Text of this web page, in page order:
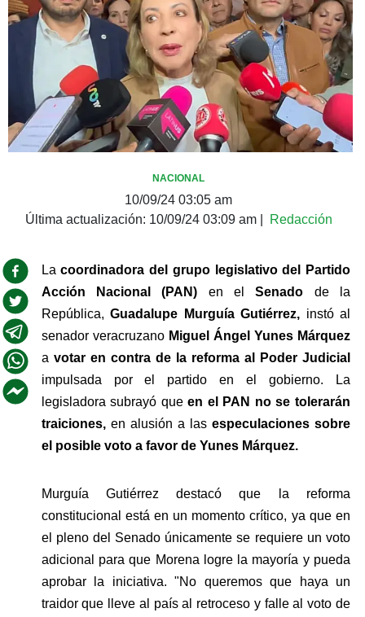
NACIONAL
10/09/24 03:05 am
Última actualización: 10/09/24 03:09 am| Redacción
La coordinadora del grupo legislativo del Partido
Acción Nacional (PAN) en el Senado de la
República, Guadalupe Murguía Gutiérrez, instó al
senador veracruzano Miguel Ángel Yunes Márquez
a votar en contra de la reforma al Poder Judicial
impulsada por el partido en el gobierno. La
legisladora subrayó que en el PAN no se tolerarán
traiciones, en alusión a las especulaciones sobre
el posible voto a favor de Yunes Márquez.
Murguía Gutiérrez destacó que la reforma
constitucional está en un momento crítico, ya que en
el pleno del Senado únicamente se requiere un voto
adicional para que Morena logre la mayoría y pueda
aprobar la iniciativa. "No queremos que haya un
traidor que lleve al país al retroceso y falle al voto de